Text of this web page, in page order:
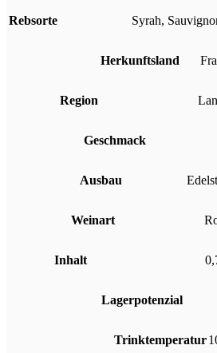
Rebsorte Syrah,
Herkunftsland
Region
Geschmack
Ausbau
Weinart
Inhalt
Lagerpotenzial
Trinktemperatur